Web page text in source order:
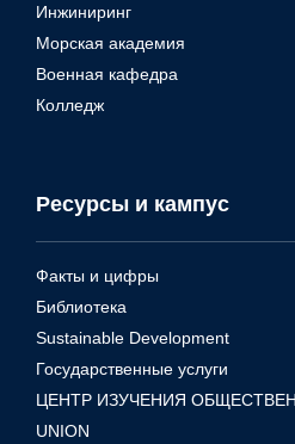
Инжиниринг
Морская академия
Военная кафедра
Колледж
Ресурсы и кампус
Факты и цифры
Библиотека
Sustainable Development
Государственные услуги
ЦЕНТР ИЗУЧЕНИЯ
UNION